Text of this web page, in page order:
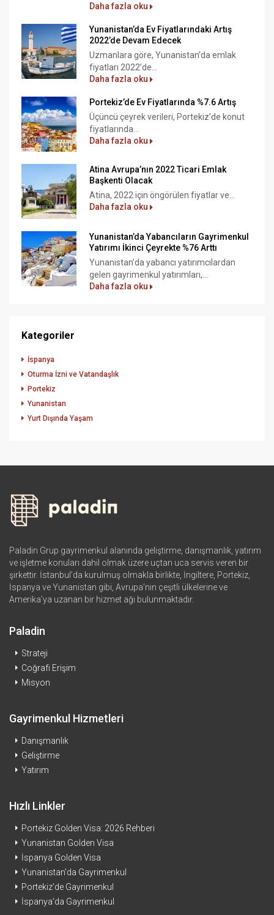
Daha fazla oku
Yunanistan’da Ev Fiyatlarındaki Artış
2022’de Devam Edecek
Uzmanlara göre, Yunanistan’da emlak
fiyatları 2022’de...
Daha fazla oku
Portekiz’de Ev Fiyatlarında %7.6 Artış
Üçüncü çeyrek verileri, Portekiz’de konut
fiyatlarında...
Daha fazla oku
Atina Avrupa’nın 2022 Ticari Emlak
Başkenti Olacak
Atina, 2022 için öngörülen fiyatlar ve...
Daha fazla oku
Yunanistan’da Yabancıların Gayrimenkul
Yatırımı İkinci Çeyrekte %76 Arttı
Yunanistan’da yabancı yatırımcılardan
gelen gayrimenkul yatırımları,...
Daha fazla oku
Kategoriler
İspanya
Oturma İzni ve Vatandaşlık
Portekiz
Yunanistan
Yurt Dışında Yaşam
Paladin Grup gayrimenkul alanında geliştirme, danışmanlık, yatırım
ve işletme konuları dahil olmak üzere uçtan uca servis veren bir
şirkettir. İstanbul’da kurulmuş olmakla birlikte, İngiltere, Portekiz,
İspanya ve Yunanistan gibi, Avrupa’nın çeşitli ülkelerine ve
Amerika’ya uzanan bir hizmet ağı bulunmaktadır.
Paladin
Strateji
Coğrafi Erişim
Misyon
Gayrimenkul Hizmetleri
Danışmanlık
Geliştirme
Yatırım
Hızlı Linkler
Portekiz Golden Visa: 2026 Rehberi
Yunanistan Golden Visa
İspanya Golden Visa
Yunanistan’da Gayrimenkul
Portekiz’de Gayrimenkul
İspanya’da Gayrimenkul